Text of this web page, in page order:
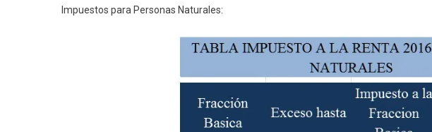
Impuestos para Personas Naturales: